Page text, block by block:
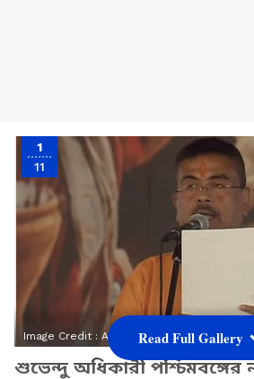
1
11
Image Credit : ANI
শুভেন্দু অধিকারী পশ্চিমবঙ্গের
Read Full Gallery